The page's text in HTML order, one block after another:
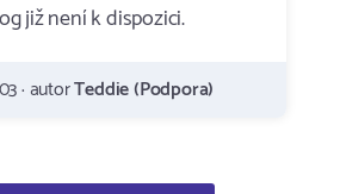
již není k dispozici.
· autorTeddie (Podpora)